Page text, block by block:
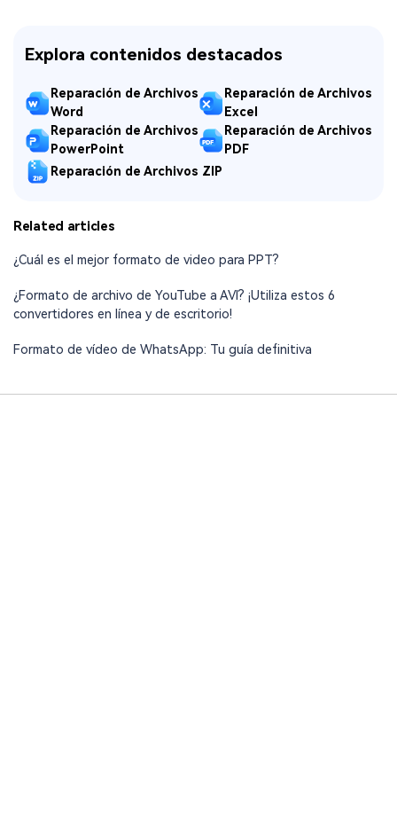
Explora contenidos destacados
Reparación de Archivos
Word
Reparación de Archivos
Excel
Reparación de Archivos
PowerPoint
Reparación de Archivos
PDF
Reparación de Archivos ZIP
Related articles
¿Cuál es el mejor formato de video para PPT?
¿Formato de archivo de YouTube a AVI? ¡Utiliza estos 6
convertidores en línea y de escritorio!
Formato de vídeo de WhatsApp: Tu guía definitiva